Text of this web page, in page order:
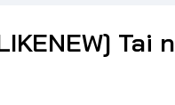
Tai